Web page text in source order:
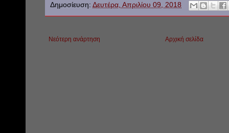
Δημοσίευση: Δευτέρα, Απριλίου 09, 2018
Νεότερη ανάρτηση Αρχική σελίδα